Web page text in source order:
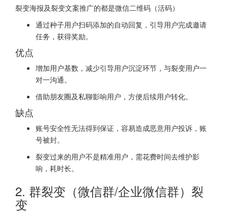
裂变海报及裂变文案推广的都是微信二维码（活码）
通过种子用户扫码添加的自动回复，引导用户完成邀请
任务，获得奖励。
优点
增加用户基数，减少引导用户沉淀环节，与裂变用户一
对一沟通。
借助朋友圈及私聊影响用户，方便后续用户转化。
缺点
账号安全性无法得到保证，容易造成恶意用户投诉，账
号被封。
裂变过来的用户不是精准用户，需花费时间去维护影
响，耗时长。
2. 群裂变（微信群/企业微信群）裂
变